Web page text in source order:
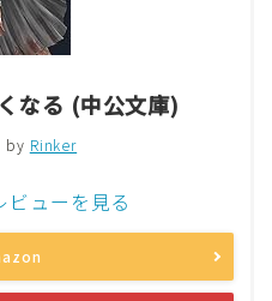
なる (中公文庫)
by Rinker
ビューを見る